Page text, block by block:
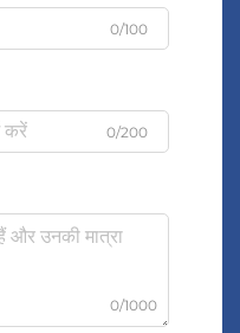
0/100
0/200
0/1000